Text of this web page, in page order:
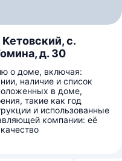
с.
д. 30
о доме, включая:
наличие и список
в доме,
такие как год
и использованные
компании: её